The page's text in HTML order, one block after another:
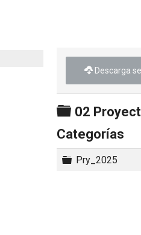
Descarga
Carpeta
02
Categorías
Carpeta
Pry_2025